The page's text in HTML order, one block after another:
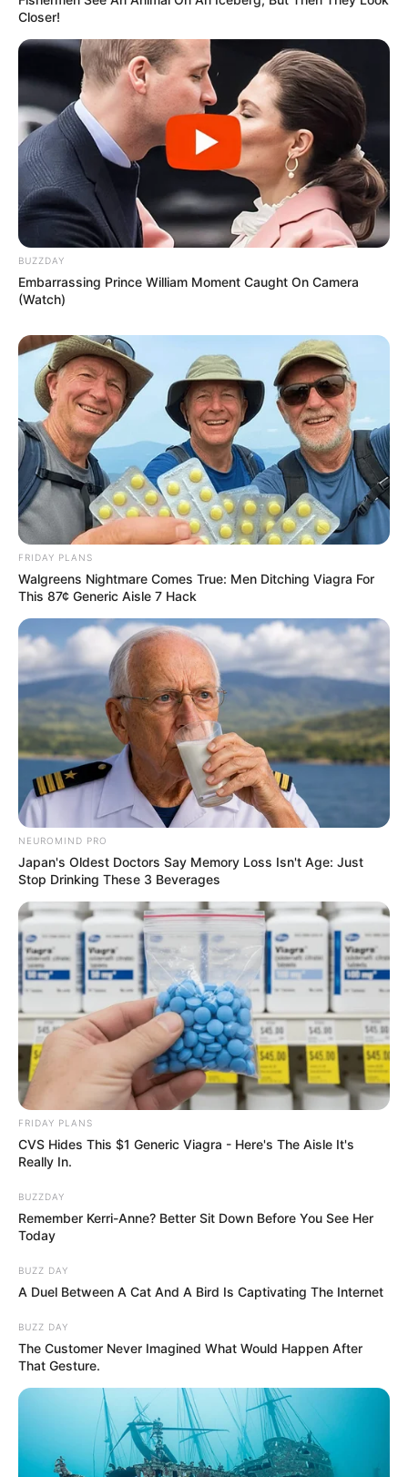
Closer!
BUZZDAY
Embarrassing Prince William Moment Caught On Camera
(Watch)
FRIDAY PLANS
Walgreens Nightmare Comes True: Men Ditching Viagra For
This 87¢ Generic Aisle 7 Hack
NEUROMIND PRO
Japan's Oldest Doctors Say Memory Loss Isn't Age: Just
Stop Drinking These 3 Beverages
FRIDAY PLANS
CVS Hides This $1 Generic Viagra - Here's The Aisle It's
Really In.
BUZZDAY
Remember Kerri-Anne? Better Sit Down Before You See Her
Today
BUZZ DAY
A Duel Between A Cat And A Bird Is Captivating The Internet
BUZZ DAY
The Customer Never Imagined What Would Happen After
That Gesture.